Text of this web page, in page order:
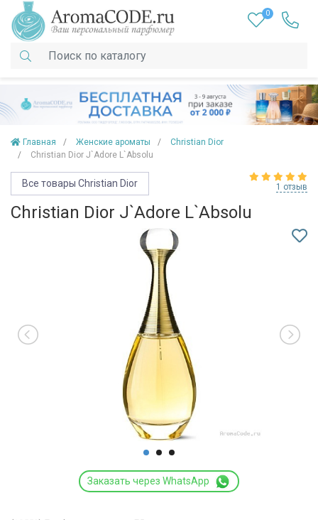
0
Главная Женские ароматы
Christian Dior
Christian Dior J`Adore L`Absolu
Все товары Christian Dior 1 отзыв
Christian Dior J`Adore L`Absolu
Заказать через WhatsApp